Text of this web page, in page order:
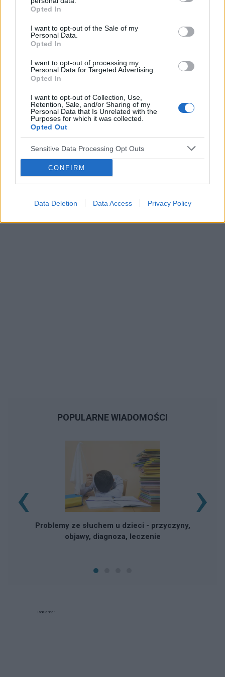
Opted In
I want to opt-out of the Sale of my
Personal Data.
Opted In
I want to opt-out of processing my
Personal Data for Targeted Advertising.
Opted In
I want to opt-out of Collection, Use,
Retention, Sale, and/or Sharing of my
Personal Data that Is Unrelated with the
Purposes for which it was collected.
Opted Out
Sensitive Data Processing Opt Outs
CONFIRM
Data Deletion Data Access Privacy Policy
Reklama:
POPULARNE WIADOMOŚCI
Problemy ze słuchem u dzieci - przyczyny,
objawy, diagnoza, leczenie
‹ ›
Reklama: